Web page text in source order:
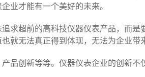
业才能有一个美好的未来。
超前的高科技仪器仪表产品，而是
就无法真正得到体现，无法为企业带
创新等等。仪器仪表企业的创新不